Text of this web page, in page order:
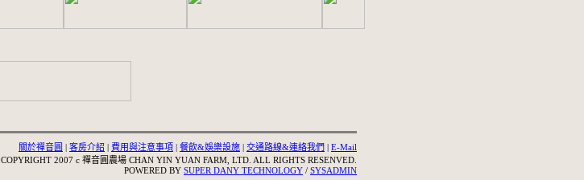
關於禪音圓 | 客房介紹 | 費用與注意事項 | 餐飲&娛樂設施 | 交通路線&連絡我們 | E-Mail
COPYRIGHT 2007 c 禪音圓農場 CHAN YIN YUAN FARM, LTD. ALL RIGHTS RESENVED.
POWERED BY SUPER DANY TECHNOLOGY / SYSADMIN